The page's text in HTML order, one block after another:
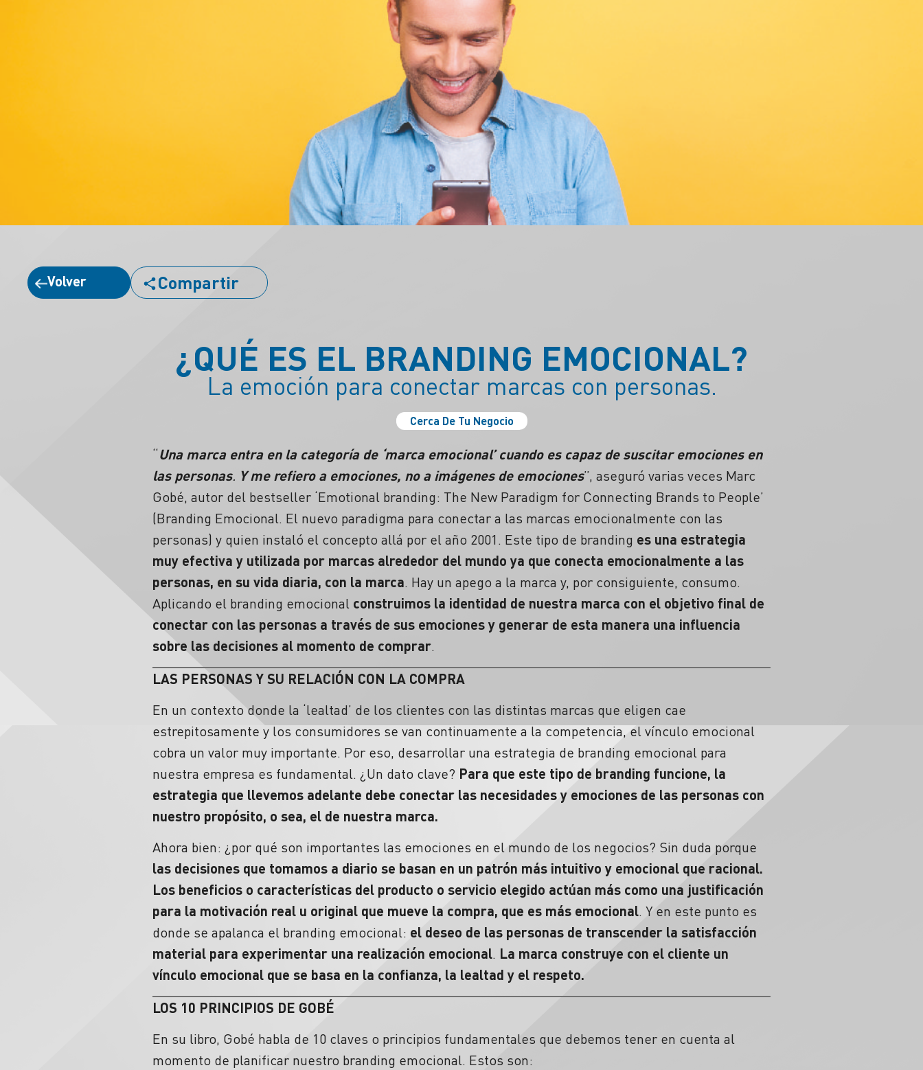
Volver Compartir
¿QUÉ ES EL BRANDING EMOCIONAL?
La emoción para conectar marcas con personas.
Cerca De Tu Negocio
“Una marca entra en la categoría de ‘marca emocional’ cuando es capaz de suscitar emociones en
las personas. Y me refiero a emociones, no a imágenes de emociones”, aseguró varias veces Marc
Gobé, autor del bestseller ‘Emotional branding: The New Paradigm for Connecting Brands to People’
(Branding Emocional. El nuevo paradigma para conectar a las marcas emocionalmente con las
personas) y quien instaló el concepto allá por el año 2001. Este tipo de branding es una estrategia
muy efectiva y utilizada por marcas alrededor del mundo ya que conecta emocionalmente a las
personas, en su vida diaria, con la marca. Hay un apego a la marca y, por consiguiente, consumo.
Aplicando el branding emocional construimos la identidad de nuestra marca con el objetivo final de
conectar con las personas a través de sus emociones y generar de esta manera una influencia
sobre las decisiones al momento de comprar.
LAS PERSONAS Y SU RELACIÓN CON LA COMPRA
En un contexto donde la ‘lealtad’ de los clientes con las distintas marcas que eligen cae
estrepitosamente y los consumidores se van continuamente a la competencia, el vínculo emocional
cobra un valor muy importante. Por eso, desarrollar una estrategia de branding emocional para
nuestra empresa es fundamental. ¿Un dato clave? Para que este tipo de branding funcione, la
estrategia que llevemos adelante debe conectar las necesidades y emociones de las personas con
nuestro propósito, o sea, el de nuestra marca.
Ahora bien: ¿por qué son importantes las emociones en el mundo de los negocios? Sin duda porque
las decisiones que tomamos a diario se basan en un patrón más intuitivo y emocional que racional.
Los beneficios o características del producto o servicio elegido actúan más como una justificación
para la motivación real u original que mueve la compra, que es más emocional. Y en este punto es
donde se apalanca el branding emocional: el deseo de las personas de transcender la satisfacción
material para experimentar una realización emocional. La marca construye con el cliente un
vínculo emocional que se basa en la confianza, la lealtad y el respeto.
LOS 10 PRINCIPIOS DE GOBÉ
En su libro, Gobé habla de 10 claves o principios fundamentales que debemos tener en cuenta al
momento de planificar nuestro branding emocional. Estos son: